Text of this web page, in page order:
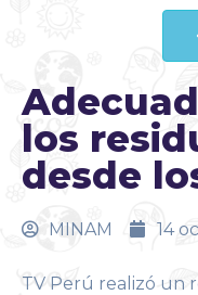
los
desde
MINAM 14
TV Perú realizó un